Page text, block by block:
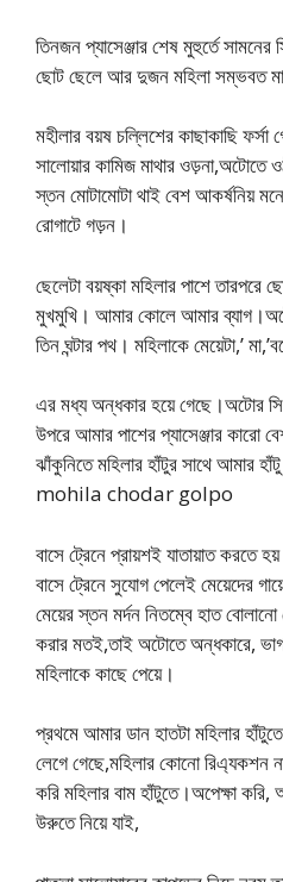
তিনজন প্যাসেঞ্জার শেষ মুহুর্তে
ছোট ছেলে আর দুজন মহিলা সম্ভবত মা
মহীলার বয়ষ চল্লিশের কাছাকাছি
সালোয়ার কামিজ মাথার ওড়না,অটোতে
স্তন মোটামোটা থাই বেশ আকর্ষনিয়
রোগাটে গড়ন।
ছেলেটা বয়ষ্কা মহিলার পাশে তারপরে
মুখমুখি। আমার কোলে আমার
তিন ঘন্টার পথ। মহিলাকে মেয়েটা,’
এর মধ্য অন্ধকার হয়ে গেছে।অটোর
উপরে আমার পাশের প্যাসেঞ্জার কারো
ঝাঁকুনিতে মহিলার হাঁটুর সাথে আমার
mohila chodar golpo
বাসে ট্রেনে প্রায়শই যাতায়াত করতে
বাসে ট্রেনে সুযোগ পেলেই মেয়েদের
মেয়ের স্তন মর্দন নিতম্বে হাত
করার মতই,তাই অটোতে অন্ধকারে,
মহিলাকে কাছে পেয়ে।
প্রথমে আমার ডান হাতটা মহিলার
লেগে গেছে,মহিলার কোনো রিএ্যকশন
করি মহিলার বাম হাঁটুতে।অপেক্ষা
উরুতে নিয়ে যাই,